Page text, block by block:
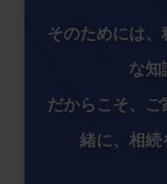
そのためには
な知
だからこそ、
緒に、相続